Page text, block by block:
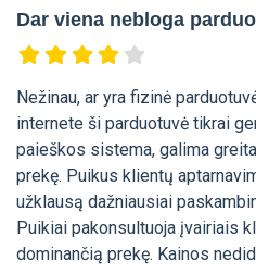
Dar viena nebloga
Nežinau, ar yra fizinė
internete ši parduotuvė tikrai
paieškos sistema, galima
prekę. Puikus klientų
užklausą dažniausiai
Puikiai pakonsultuoja įvairiais
dominančią prekę. Kainos